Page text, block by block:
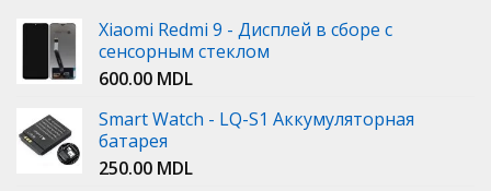
Xiaomi Redmi 9 - Дисплей в сборе с
сенсорным стеклом
600.00 MDL
Smart Watch - LQ-S1 Аккумуляторная
батарея
250.00 MDL